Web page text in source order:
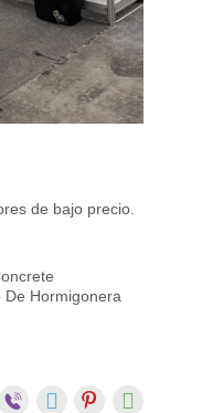
de bajo precio.
De Hormigonera